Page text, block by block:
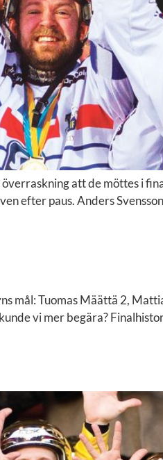
att de möttes i
efter paus. Anders
mål: Tuomas Määttä 2,
vi mer begära?